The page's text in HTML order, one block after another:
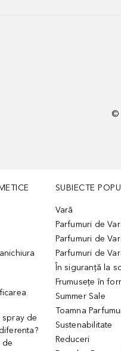
©
spray de
de
SUBIECTE
Vară
Parfumuri de
Parfumuri de
Parfumuri de
În siguranță la
Frumusețe în
Summer Sale
Toamna
Sustenabilitate
Reduceri